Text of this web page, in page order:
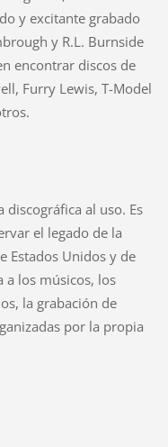
y excitante grabado
y R.L. Burnside
encontrar discos de
Furry Lewis, T-Model
discográfica al uso. Es
el legado de la
Estados Unidos y de
a los músicos, los
la grabación de
por la propia